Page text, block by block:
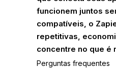
funcionem juntos
compatíveis, o
repetitivas,
concentre no que é
Perguntas frequentes